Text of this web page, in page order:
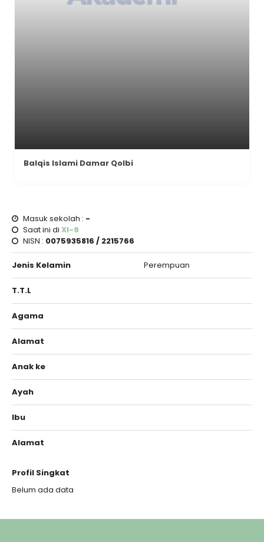
Balqis Islami Damar Qolbi
Masuk sekolah : -
Saat ini di XI-9
NISN : 0075935816 / 2215766
Jenis Kelamin Perempuan
T.T.L
Agama
Alamat
Anak ke
Ayah
Ibu
Alamat
Profil Singkat
Belum ada data